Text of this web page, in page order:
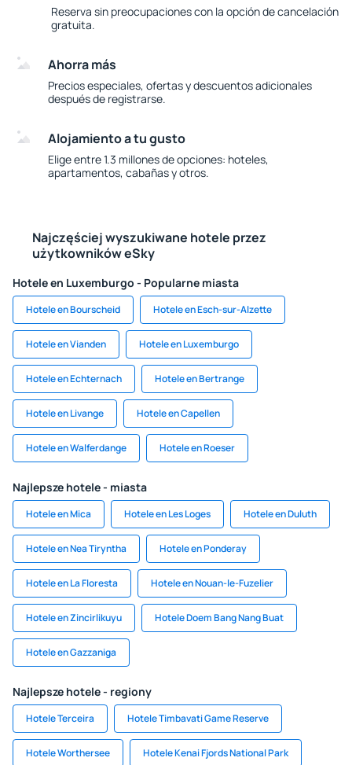
Reserva sin preocupaciones con la opción de cancelación
gratuita.
Ahorra más
Precios especiales, ofertas y descuentos adicionales
después de registrarse.
Alojamiento a tu gusto
Elige entre 1.3 millones de opciones: hoteles,
apartamentos, cabañas y otros.
Najczęściej wyszukiwane hotele przez
użytkowników eSky
Hotele en Luxemburgo - Popularne miasta
Hotele en Bourscheid Hotele en Esch-sur-Alzette
Hotele en Vianden Hotele en Luxemburgo
Hotele en Echternach Hotele en Bertrange
Hotele en Livange Hotele en Capellen
Hotele en Walferdange Hotele en Roeser
Najlepsze hotele - miasta
Hotele en Mica Hotele en Les Loges Hotele en Duluth
Hotele en Nea Tiryntha Hotele en Ponderay
Hotele en La Floresta Hotele en Nouan-le-Fuzelier
Hotele en Zincirlikuyu Hotele Doem Bang Nang Buat
Hotele en Gazzaniga
Najlepsze hotele - regiony
Hotele Terceira Hotele Timbavati Game Reserve
Hotele Worthersee Hotele Kenai Fjords National Park